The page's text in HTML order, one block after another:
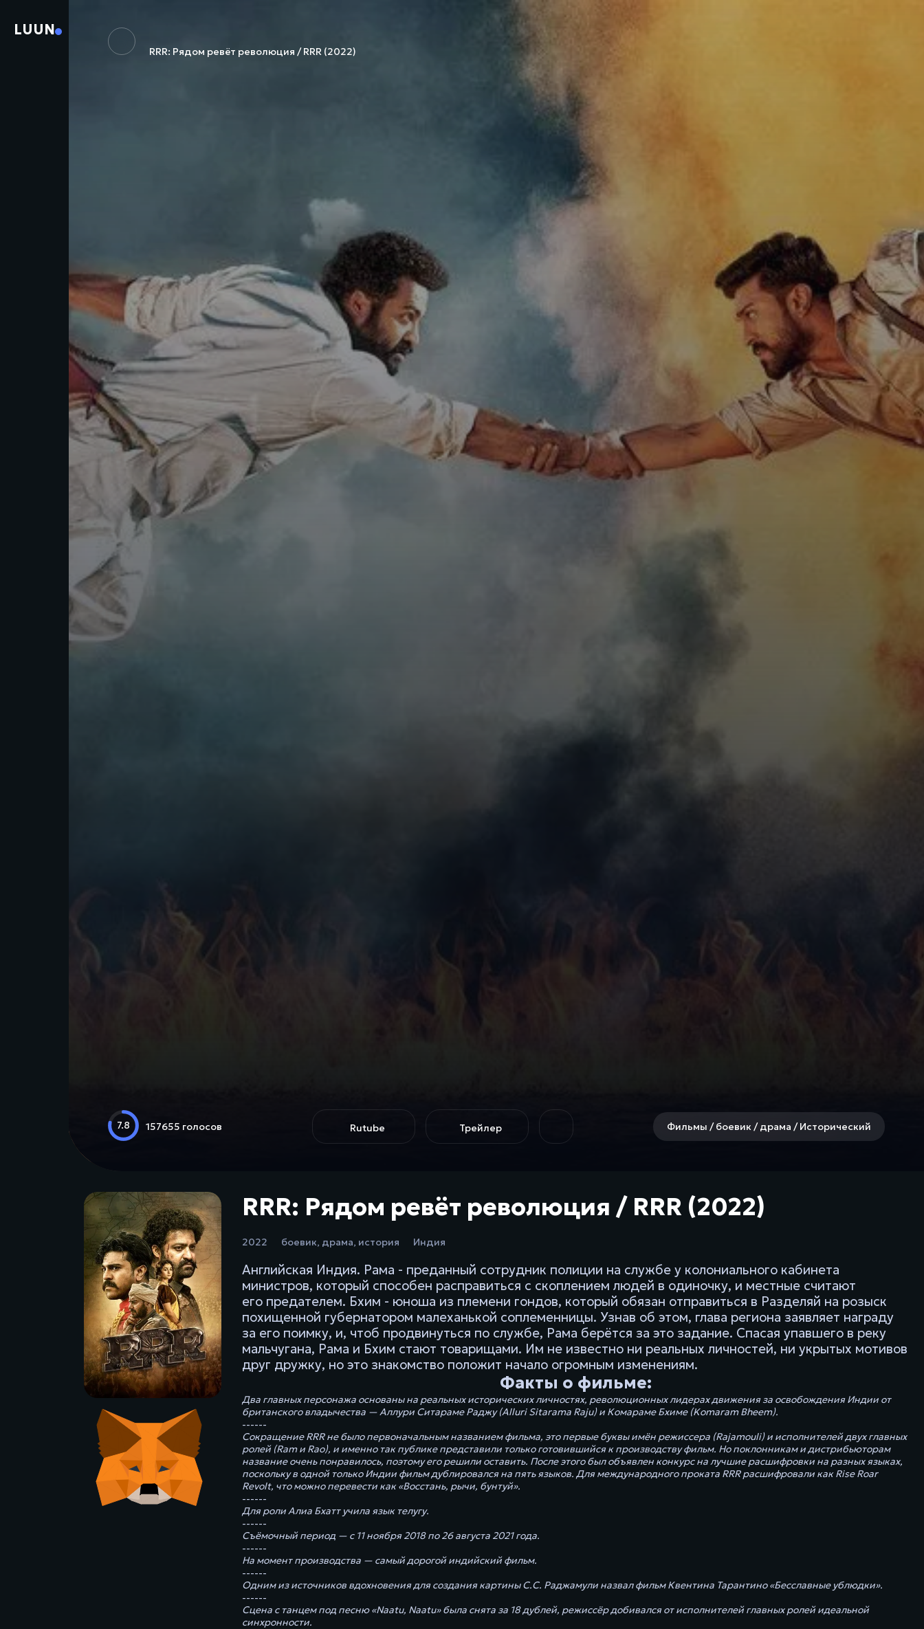
LUUN
RRR: Рядом ревёт революция / RRR (2022)
7.8 157655 голосов Rutube Трейлер Фильмы / боевик / драма / Исторический
RRR: Рядом ревёт революция / RRR (2022)
2022 боевик, драма, история Индия
Английская Индия. Рама - преданный сотрудник полиции на службе у колониального кабинета
министров, который способен расправиться с скоплением людей в одиночку, и местные считают
его предателем. Бхим - юноша из племени гондов, который обязан отправиться в Разделяй на розыск
похищенной губернатором малеханькой соплеменницы. Узнав об этом, глава региона заявляет награду
за его поимку, и, чтоб продвинуться по службе, Рама берётся за это задание. Спасая упавшего в реку
мальчугана, Рама и Бхим стают товарищами. Им не известно ни реальных личностей, ни укрытых мотивов
друг дружку, но это знакомство положит начало огромным изменениям.
Факты о фильме:
Два главных персонажа основаны на реальных исторических личностях, революционных лидерах движения за освобождения Индии от
британского владычества — Аллури Ситараме Раджу (Alluri Sitarama Raju) и Комараме Бхиме (Komaram Bheem).
------
Сокращение RRR не было первоначальным названием фильма, это первые буквы имён режиссера (Rajamouli) и исполнителей двух главных
ролей (Ram и Rao), и именно так публике представили только готовившийся к производству фильм. Но поклонникам и дистрибьюторам
название очень понравилось, поэтому его решили оставить. После этого был объявлен конкурс на лучшие расшифровки на разных языках,
поскольку в одной только Индии фильм дублировался на пять языков. Для международного проката RRR расшифровали как Rise Roar
Revolt, что можно перевести как «Восстань, рычи, бунтуй».
------
Для роли Алиа Бхатт учила язык телугу.
------
Съёмочный период — с 11 ноября 2018 по 26 августа 2021 года.
------
На момент производства — самый дорогой индийский фильм.
------
Одним из источников вдохновения для создания картины С.С. Раджамули назвал фильм Квентина Тарантино «Бесславные ублюдки».
------
Сцена с танцем под песню «Naatu, Naatu» была снята за 18 дублей, режиссёр добивался от исполнителей главных ролей идеальной
синхронности.